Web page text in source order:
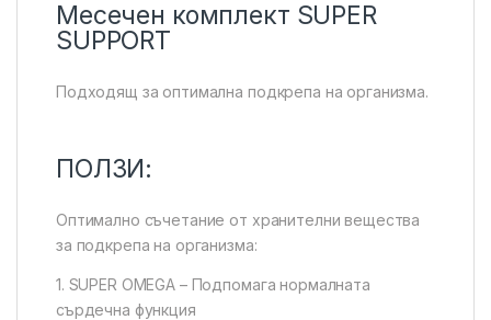
Месечен комплект SUPER
SUPPORT
Подходящ за оптимална подкрепа на организма.
ПОЛЗИ:
Оптимално съчетание от хранителни вещества
за подкрепа на организма:
1. SUPER OMEGA – Подпомага нормалната
сърдечна функция